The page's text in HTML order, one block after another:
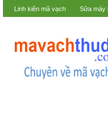
Linh kiện mã vạch Sửa máy